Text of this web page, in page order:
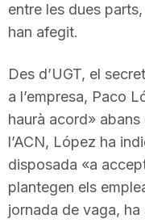
a
entre les dues
han afegit.
Des d’UGT, el
a l’empresa, Paco
haurà acord»
l’ACN, López ha
disposada «a
plantegen els
jornada de vaga,